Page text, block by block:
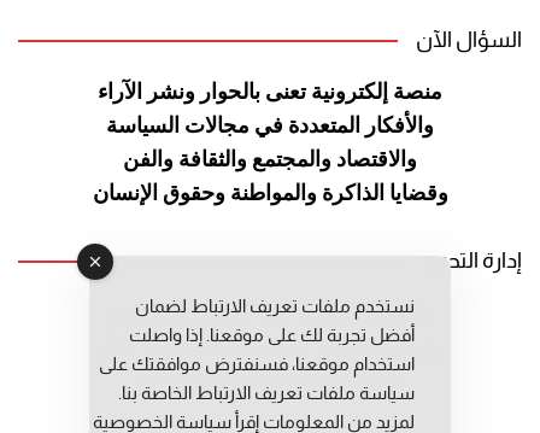
السؤال الآن
منصة إلكترونية تعنى بالحوار ونشر الآراء
والأفكار المتعددة في مجالات السياسة
والاقتصاد والمجتمع والثقافة والفن
وقضايا الذاكرة والمواطنة وحقوق الإنسان
إدارة التحرير
رئيس التحرير: عبد الرحيم التوراني
رئيس التحرير المساعد: المعطي قبال
مديرة التحرير: فاطمة حوحو
نستخدم ملفات تعريف الارتباط لضمان
أفضل تجربة لك على موقعنا. إذا واصلت
استخدام موقعنا، فسنفترض موافقتك على
سياسة ملفات تعريف الارتباط الخاصة بنا.
لمزيد من المعلومات إقرأ سياسة الخصوصية